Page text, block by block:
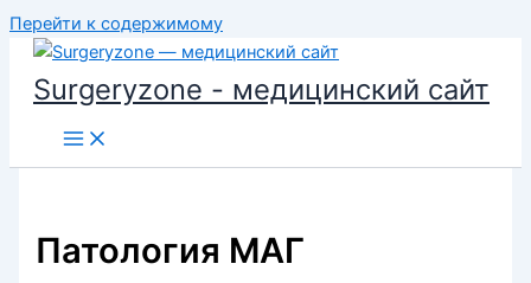
Перейти к содержимому
Surgeryzone - медицинский сайт
Патология МАГ